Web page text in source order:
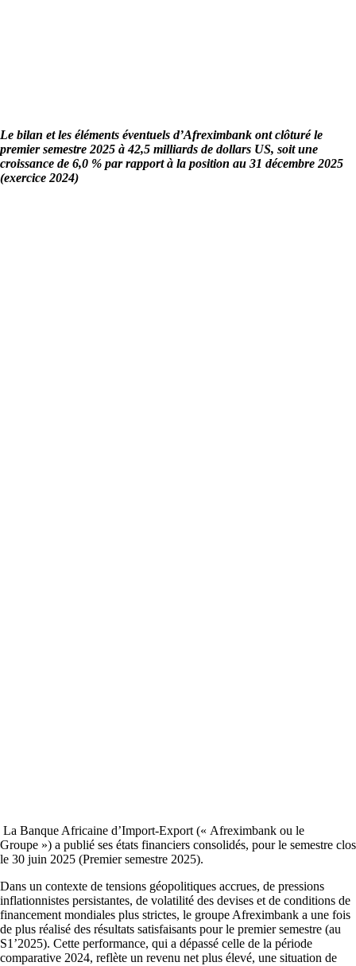
Le bilan et les éléments éventuels d’Afreximbank ont clôturé le
premier semestre 2025 à 42,5 milliards de dollars US, soit une
croissance de 6,0 % par rapport à la position au 31 décembre 2025
(exercice 2024)
La Banque Africaine d’Import-Export (« Afreximbank ou le
Groupe ») a publié ses états financiers consolidés, pour le semestre clos
le 30 juin 2025 (Premier semestre 2025).
Dans un contexte de tensions géopolitiques accrues, de pressions
inflationnistes persistantes, de volatilité des devises et de conditions de
financement mondiales plus strictes, le groupe Afreximbank a une fois
de plus réalisé des résultats satisfaisants pour le premier semestre (au
S1’2025). Cette performance, qui a dépassé celle de la période
comparative 2024, reflète un revenu net plus élevé, une situation de